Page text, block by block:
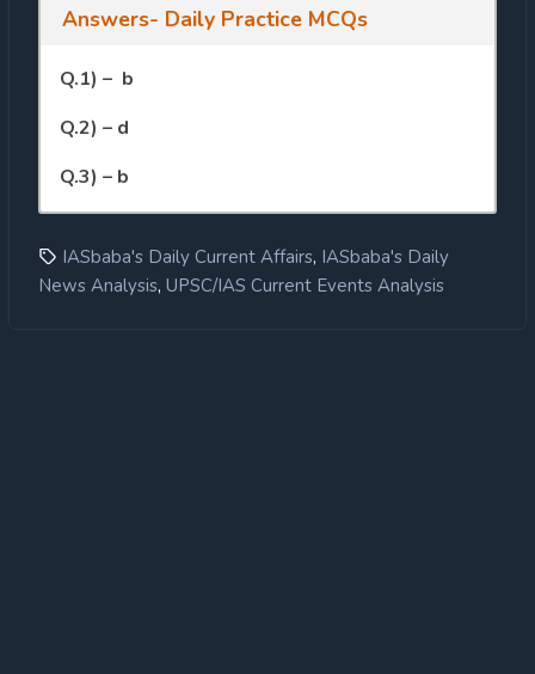
Answers- Daily Practice MCQs
Q.1) – b
Q.2) – d
Q.3) – b
IASbaba's Daily Current Affairs, IASbaba's Daily
News Analysis, UPSC/IAS Current Events Analysis